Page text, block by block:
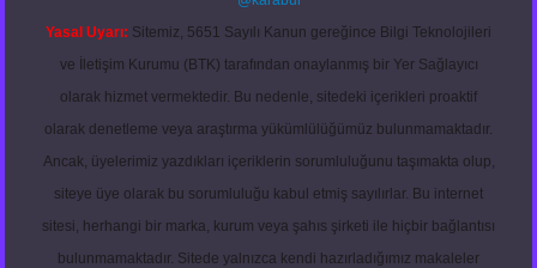
Yasal Uyarı: Sitemiz, 5651 Sayılı Kanun gereğince Bilgi Teknolojileri
ve İletişim Kurumu (BTK) tarafından onaylanmış bir Yer Sağlayıcı
olarak hizmet vermektedir. Bu nedenle, sitedeki içerikleri proaktif
olarak denetleme veya araştırma yükümlülüğümüz bulunmamaktadır.
Ancak, üyelerimiz yazdıkları içeriklerin sorumluluğunu taşımakta olup,
siteye üye olarak bu sorumluluğu kabul etmiş sayılırlar. Bu internet
sitesi, herhangi bir marka, kurum veya şahıs şirketi ile hiçbir bağlantısı
bulunmamaktadır. Sitede yalnızca kendi hazırladığımız makaleler